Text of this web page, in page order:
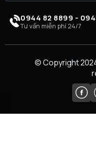
0944 82 8899 -
Tư vấn miễn phí 24/7
© Copyright 2024